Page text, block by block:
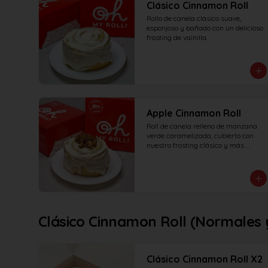
Clásico Cinnamon Roll
Rollo de canela clásico suave,
esponjoso y bañado con un delicioso
frosting de vainilla.
Apple Cinnamon Roll
Roll de canela relleno de manzana
verde caramelizada, cubierto con
nuestro frosting clásico y más
Clásico Cinnamon Roll (Normales
Clásico Cinnamon Roll X2